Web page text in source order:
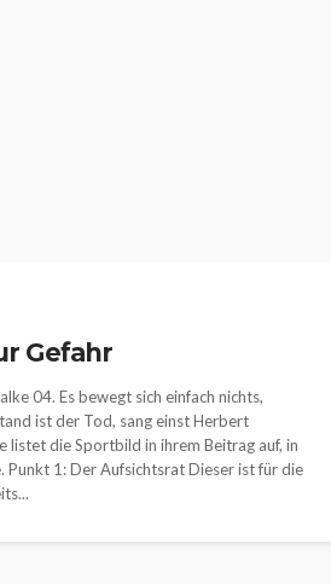
Gefahr
04. Es bewegt sich einfach nichts,
ist der Tod, sang einst Herbert
listet die Sportbild in ihrem Beitrag auf, in
Punkt 1: Der Aufsichtsrat Dieser ist für die